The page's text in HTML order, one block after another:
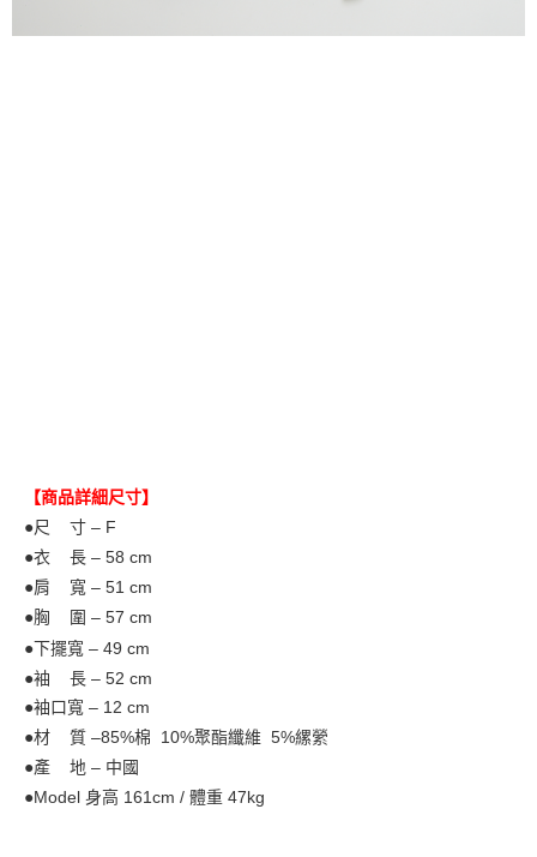
【商品詳細尺寸】
●尺 寸 – F
●衣 長 – 58 cm
●肩 寬 – 51 cm
●胸 圍 – 57 cm
●下擺寬 – 49 cm
●袖 長 – 52 cm
●袖口寬 – 12 cm
●材 質 –85%棉 10%聚酯纖維 5%縲縈
●產 地 – 中國
●Model 身高 161cm / 體重 47kg